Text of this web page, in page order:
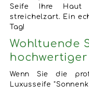
Seife Ihre Haut
streichelzart. Ein
Tag!
Wohltuende
hochwertiger
Wenn Sie die
Luxusseife